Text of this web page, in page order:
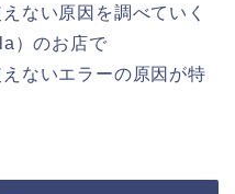
ない原因を調べていく
）のお店で
ないエラーの原因が特